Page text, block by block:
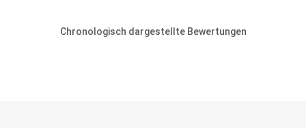
Chronologisch dargestellte Bewertungen